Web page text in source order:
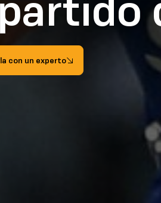
con un experto